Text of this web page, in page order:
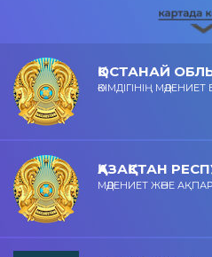
ҚОСТАНАЙ
ӘКІМДІГІНІҢ
ҚАЗАҚСТАН
МӘДЕНИЕТ ЖӘНЕ